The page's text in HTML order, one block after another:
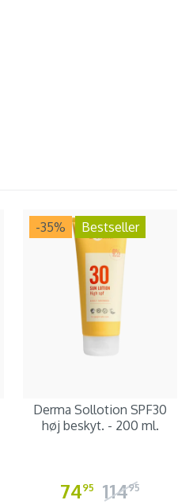
-35% Bestseller
Derma Sollotion SPF30
høj beskyt. - 200 ml.
7495 11495